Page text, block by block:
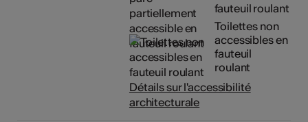
fauteuil roulant
Toilettes non
accessibles en
fauteuil
roulant
Détails sur l'accessibilité
architecturale